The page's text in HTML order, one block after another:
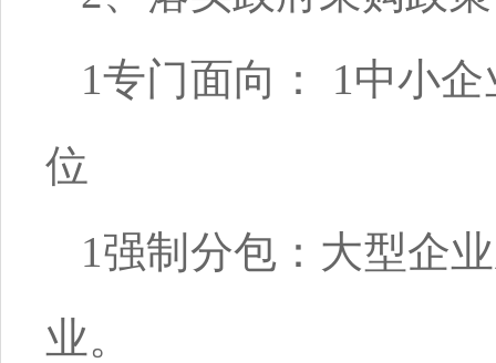
1专门面向： 1中小
位
1强制分包：大型企
业。